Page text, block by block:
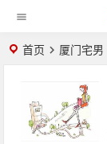
首页 厦门宅男